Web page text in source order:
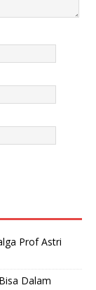
Prof Astri
Dalam